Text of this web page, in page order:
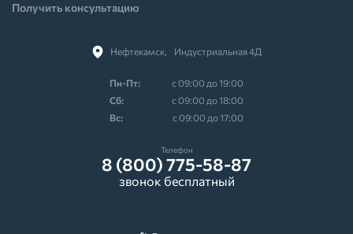
Нефтекамск,⠀Индустриальная 4Д
Пн-Пт:
с 09:00 до 19:00
Cб:
с 09:00 до 18:00
Вс:
с 09:00 до 17:00
Получить консультацию
Телефон
8 (800) 775-58-87
звонок бесплатный